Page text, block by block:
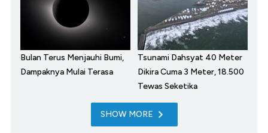
Bulan Terus Menjauhi Bumi,
Dampaknya Mulai Terasa
Tsunami Dahsyat 40 Meter
Dikira Cuma 3 Meter, 18.500
Tewas Seketika
SHOW MORE